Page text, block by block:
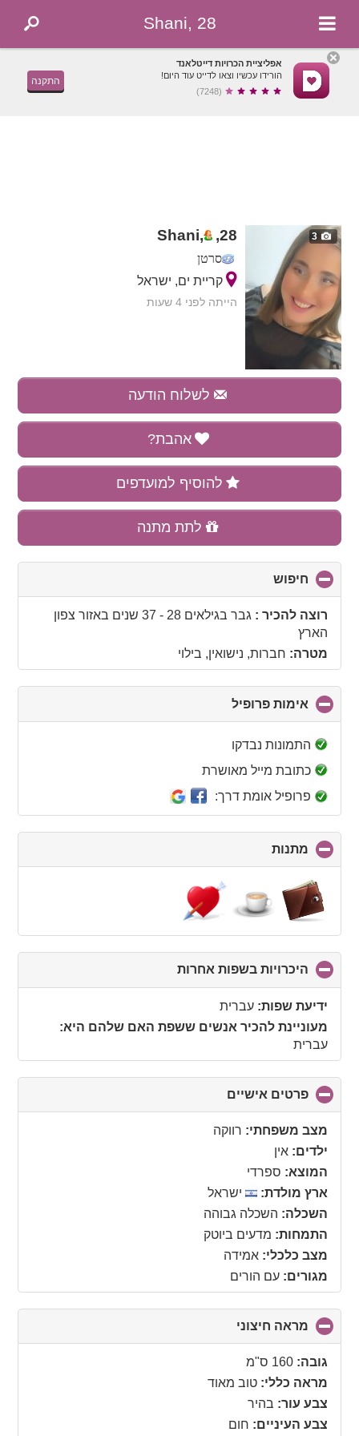
Shani, 28
אפליציית הכרויות דייטלאנד
הורידו עכשיו וצאו לדייט עוד היום!
(7248)
התקנה
3
Shani, ,28
סרטן
קריית ים, ישראל
הייתה לפני 4 שעות
לשלוח הודעה
אהבת?
להוסיף למועדפים
לתת מתנה
חיפוש
to
collapseרוצה להכיר : גבר בגילאים 28 - 37 שנים באזור צפון
הארץ
מטרה: חברות, נישואין, בילוי
אימות פרופיל
to
התמונות נבדקו
כתובת מייל מאושרת
פרופיל אומת דרך:
מתנות
to
collapse
contents
היכרויות בשפות אחרות
to
ידיעת שפות: עברית
מעוניינת להכיר אנשים ששפת האם שלהם היא:
עברית
פרטים אישיים
to
collapse
מצב משפחתי: רווקה
ילדים: אין
המוצא: ספרדי
ארץ מולדת:
ישראל
השכלה: השכלה גבוהה
התמחות: מדעים ביוטק
מצב כלכלי: אמידה
מגורים: עם הורים
מראה חיצוני
to
גובה: 160 ס"מ
מראה כללי: טוב מאוד
צבע עור: בהיר
צבע העיניים: חום